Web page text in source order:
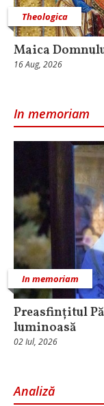
Theologica
Maica
16 Aug, 2026
In memoriam
In memoriam
Preasfințitul
luminoasă
02 Iul, 2026
Analiză